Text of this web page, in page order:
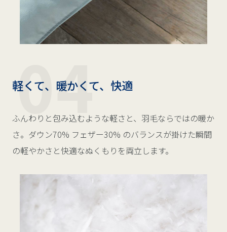
軽くて、暖かくて、快適
ふんわりと包み込むような軽さと、羽毛ならではの暖か
さ。ダウン70% フェザー30% のバランスが掛けた瞬間
の軽やかさと快適なぬくもりを両立します。